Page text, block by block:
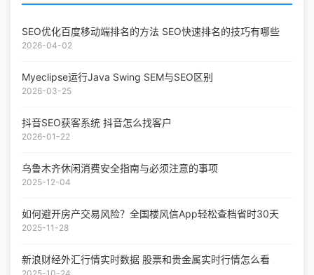
SEO优化百度移动端排名的方法 SEO快速排名的技巧有哪些
2026-04-02
Myeclipse运行Java Swing SEM与SEO区别
2026-03-25
抖音SEO获客系统 抖音怎么找客户
2026-01-22
乌鲁木齐休闲消费安全指南与必须注意的事项
2025-12-04
如何避开房产交易风险？全国楼风信App轻松查档省时30天
2025-11-28
新浪财经外汇行情实时数据 股票和贵金属实时行情怎么看